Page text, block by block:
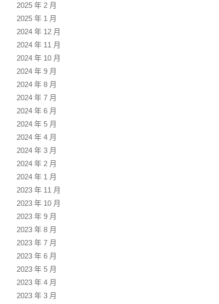
2025 年 2 月
2025 年 1 月
2024 年 12 月
2024 年 11 月
2024 年 10 月
2024 年 9 月
2024 年 8 月
2024 年 7 月
2024 年 6 月
2024 年 5 月
2024 年 4 月
2024 年 3 月
2024 年 2 月
2024 年 1 月
2023 年 11 月
2023 年 10 月
2023 年 9 月
2023 年 8 月
2023 年 7 月
2023 年 6 月
2023 年 5 月
2023 年 4 月
2023 年 3 月